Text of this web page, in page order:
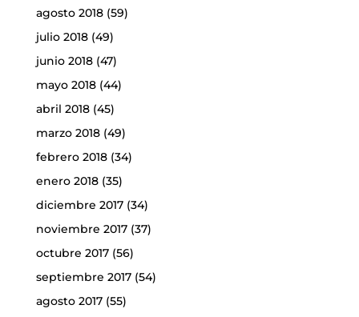
agosto 2018(59)
julio 2018(49)
junio 2018(47)
mayo 2018(44)
abril 2018(45)
marzo 2018(49)
febrero 2018(34)
enero 2018(35)
diciembre 2017(34)
noviembre 2017(37)
octubre 2017(56)
septiembre 2017(54)
agosto 2017(55)